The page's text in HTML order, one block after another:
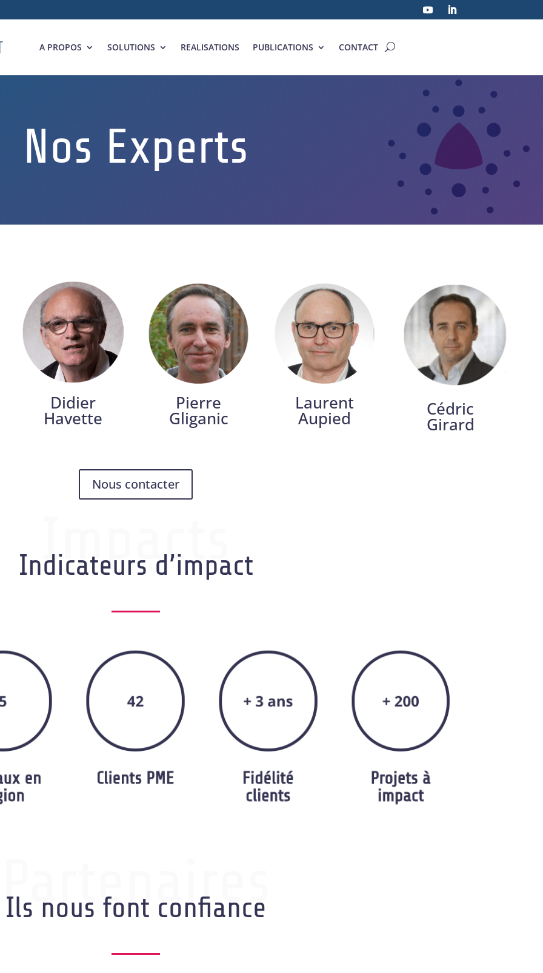
A PROPOS SOLUTIONS REALISATIONS PUBLICATIONS CONTACT
Nos Experts
Didier
Havette
Pierre
Gliganic
Laurent
Aupied Cédric
Girard
Nous contacter
Impacts
Indicateurs d’impact
Partenaires
Ils nous font confiance